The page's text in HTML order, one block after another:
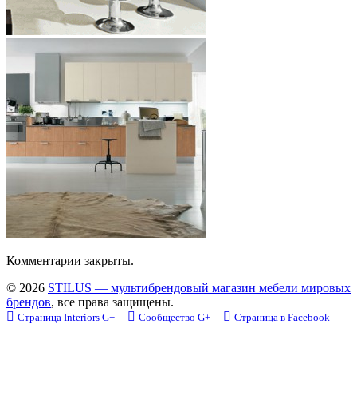
Комментарии закрыты.
© 2026 STILUS — мультибрендовый магазин мебели мировых
брендов, все права защищены.
Страница Interiors G+ Сообщество G+ Страница в Facebook